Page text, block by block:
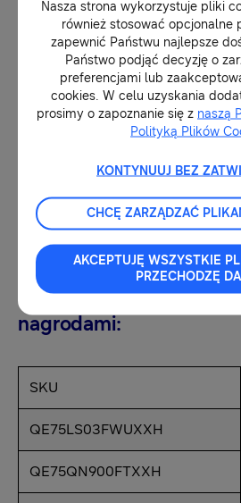
pozostawienie opinii, zdjęcie
seryjnego z opakowania
oraz numer dowodu zakupu.
nagród (140 sztuk dla
objętych promocją) zostanie
upływem dn. 2 sierpnia br.,
stronie internetowej
puli nagród.
Lista modeli objętych
nagrodami:
SKU
QE75LS03FWUXXH
QE75QN900FTXXH
Nasza strona wykorzystuje pliki
również stosować opcjonalne
zapewnić Państwu najlepsze
Państwo podjąć decyzję o
preferencjami lub
cookies. W celu uzyskania
prosimy o zapoznanie się z naszą
Polityką Plików
KONTYNUUJ BEZ
CHCĘ ZARZĄDZAĆ
AKCEPTUJĘ WSZYSTKIE
PRZECHODZĘ